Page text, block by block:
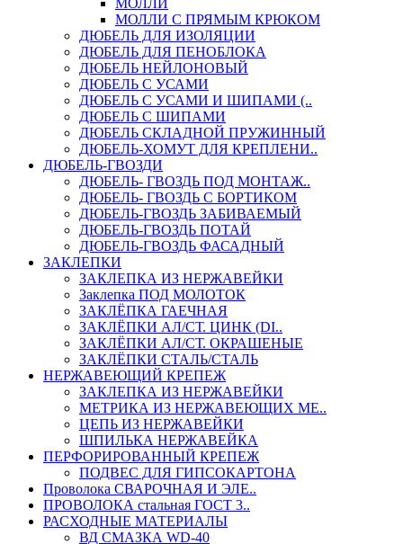
МОЛЛИ
МОЛЛИ С ПРЯМЫМ КРЮКОМ
ДЮБЕЛЬ ДЛЯ ИЗОЛЯЦИИ
ДЮБЕЛЬ ДЛЯ ПЕНОБЛОКА
ДЮБЕЛЬ НЕЙЛОНОВЫЙ
ДЮБЕЛЬ С УСАМИ
ДЮБЕЛЬ С УСАМИ И ШИПАМИ (..
ДЮБЕЛЬ С ШИПАМИ
ДЮБЕЛЬ СКЛАДНОЙ ПРУЖИННЫЙ
ДЮБЕЛЬ-ХОМУТ ДЛЯ КРЕПЛЕНИ..
ДЮБЕЛЬ-ГВОЗДИ
ДЮБЕЛЬ- ГВОЗДЬ ПОД МОНТАЖ..
ДЮБЕЛЬ- ГВОЗДЬ С БОРТИКОМ
ДЮБЕЛЬ-ГВОЗДЬ ЗАБИВАЕМЫЙ
ДЮБЕЛЬ-ГВОЗДЬ ПОТАЙ
ДЮБЕЛЬ-ГВОЗДЬ ФАСАДНЫЙ
ЗАКЛЕПКИ
ЗАКЛЕПКА ИЗ НЕРЖАВЕЙКИ
Заклепка ПОД МОЛОТОК
ЗАКЛЁПКА ГАЕЧНАЯ
ЗАКЛЁПКИ АЛ/СТ. ЦИНК (DI..
ЗАКЛЁПКИ АЛ/СТ. ОКРАШЕНЫЕ
ЗАКЛЁПКИ СТАЛЬ/СТАЛЬ
НЕРЖАВЕЮЩИЙ КРЕПЕЖ
ЗАКЛЕПКА ИЗ НЕРЖАВЕЙКИ
МЕТРИКА ИЗ НЕРЖАВЕЮЩИХ МЕ..
ЦЕПЬ ИЗ НЕРЖАВЕЙКИ
ШПИЛЬКА НЕРЖАВЕЙКА
ПЕРФОРИРОВАННЫЙ КРЕПЕЖ
ПОДВЕС ДЛЯ ГИПСОКАРТОНА
Проволока СВАРОЧНАЯ И ЭЛЕ..
ПРОВОЛОКА стальная ГОСТ 3..
РАСХОДНЫЕ МАТЕРИАЛЫ
ВД СМАЗКА WD-40